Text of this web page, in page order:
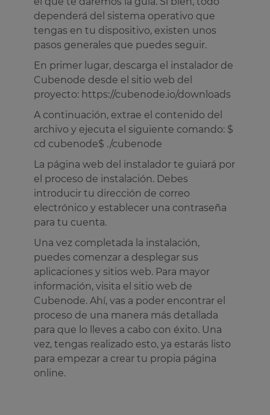
dependerá del sistema operativo que
tengas en tu dispositivo, existen unos
pasos generales que puedes seguir.
En primer lugar, descarga el instalador de
Cubenode desde el sitio web del
proyecto: https://cubenode.io/downloads
A continuación, extrae el contenido del
archivo y ejecuta el siguiente comando: $
cd cubenode$ ./cubenode
La página web del instalador te guiará por
el proceso de instalación. Debes
introducir tu dirección de correo
electrónico y establecer una contraseña
para tu cuenta.
Una vez completada la instalación,
puedes comenzar a desplegar sus
aplicaciones y sitios web. Para mayor
información, visita el sitio web de
Cubenode. Ahí, vas a poder encontrar el
proceso de una manera más detallada
para que lo lleves a cabo con éxito. Una
vez, tengas realizado esto, ya estarás listo
para empezar a crear tu propia página
online.